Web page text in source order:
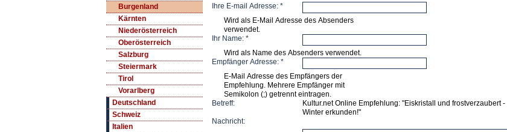
Burgenland
Kärnten
Niederösterreich
Oberösterreich
Salzburg
Steiermark
Tirol
Vorarlberg
Deutschland
Schweiz
Italien
Ihre E-mail Adresse: *
Wird als E-Mail Adresse des Absenders
verwendet.
Ihr Name: *
Wird als Name des Absenders verwendet.
Empfänger Adresse: *
E-Mail Adresse des Empfängers der
Empfehlung. Mehrere Empfänger mit
Semikolon (;) getrennt eintragen.
Betreff:
Kultur.net Online Empfehlung: "Eiskristall und frostverzaubert
Winter erkunden!"
Nachricht: